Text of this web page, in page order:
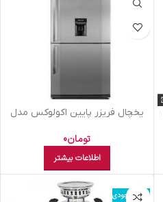
يخچال فريزر پايين اکولوکس مدل
تومان0
اطلاعات بیشتر
اتمام موجودی